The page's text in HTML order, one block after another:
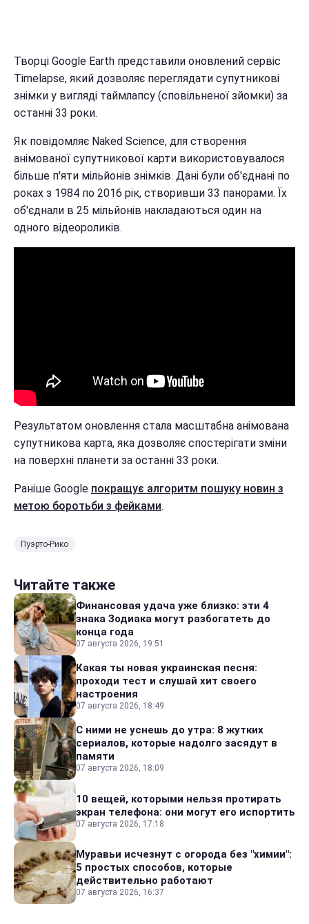
Творці Google Earth представили оновлений сервіс
Timelapse, який дозволяє переглядати супутникові
знімки у вигляді таймлапсу (сповільненої зйомки) за
останні 33 роки.
Як повідомляє Naked Science, для створення
анімованої супутникової карти використовувалося
більше п'яти мільйонів знімків. Дані були об'єднані по
роках з 1984 по 2016 рік, створивши 33 панорами. Їх
об'єднали в 25 мільйонів накладаються один на
одного відеороликів.
Результатом оновлення стала масштабна анімована
супутникова карта, яка дозволяє спостерігати зміни
на поверхні планети за останні 33 роки.
Раніше Google покращує алгоритм пошуку новин з
метою боротьби з фейками.
Пуэрто-Рико
Читайте также
Финансовая удача уже близко: эти 4
знака Зодиака могут разбогатеть до
конца года
07 августа 2026, 19:51
Какая ты новая украинская песня:
проходи тест и слушай хит своего
настроения
07 августа 2026, 18:49
С ними не уснешь до утра: 8 жутких
сериалов, которые надолго засядут в
памяти
07 августа 2026, 18:09
10 вещей, которыми нельзя протирать
экран телефона: они могут его испортить
07 августа 2026, 17:18
Муравьи исчезнут с огорода без "химии":
5 простых способов, которые
действительно работают
07 августа 2026, 16:37